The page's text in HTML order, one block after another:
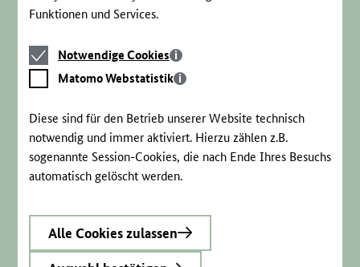
Funktionen und Services.
Notwendige
Cookies
Notwendige Cookies
Matomo
Webstatistik
Matomo Webstatistik
Diese sind für den Betrieb unserer Website technisch
notwendig und immer aktiviert. Hierzu zählen z.B.
sogenannte Session-Cookies, die nach Ende Ihres Besuchs
automatisch gelöscht werden.
Alle Cookies zulassen